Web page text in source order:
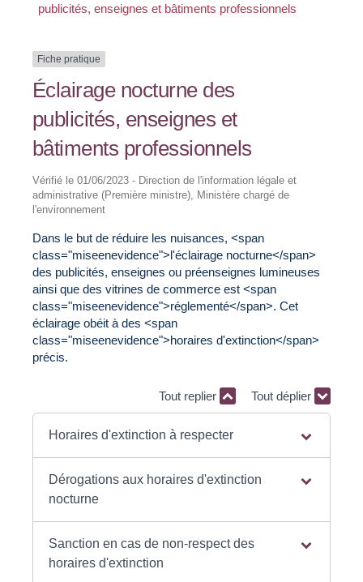
publicités, enseignes et bâtiments professionnels
Fiche pratique
Éclairage nocturne des
publicités, enseignes et
bâtiments professionnels
Vérifié le 01/06/2023 - Direction de l'information légale et
administrative (Première ministre), Ministère chargé de
l'environnement
Dans le but de réduire les nuisances, <span
class="miseenevidence">l'éclairage nocturne</span>
des publicités, enseignes ou préenseignes lumineuses
ainsi que des vitrines de commerce est <span
class="miseenevidence">réglementé</span>. Cet
éclairage obéit à des <span
class="miseenevidence">horaires d'extinction</span>
précis.
Tout replier Tout déplier
Horaires d'extinction à respecter
Dérogations aux horaires d'extinction
nocturne
Sanction en cas de non-respect des
horaires d'extinction